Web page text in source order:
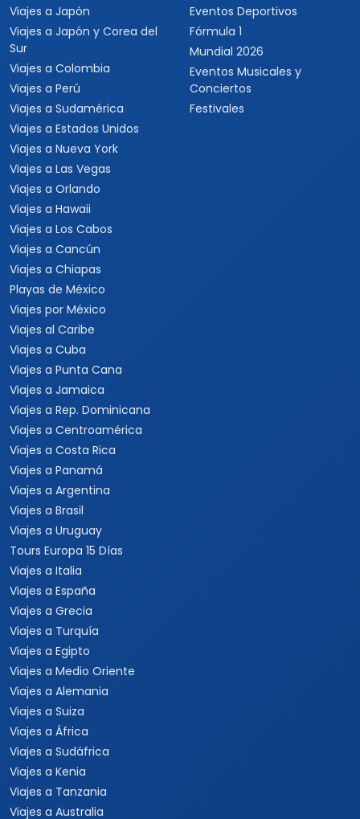
Viajes a Japón
Viajes a Japón y Corea del
Sur
Viajes a Colombia
Viajes a Perú
Viajes a Sudamérica
Viajes a Estados Unidos
Viajes a Nueva York
Viajes a Las Vegas
Viajes a Orlando
Viajes a Hawaii
Viajes a Los Cabos
Viajes a Cancún
Viajes a Chiapas
Playas de México
Viajes por México
Viajes al Caribe
Viajes a Cuba
Viajes a Punta Cana
Viajes a Jamaica
Viajes a Rep. Dominicana
Viajes a Centroamérica
Viajes a Costa Rica
Viajes a Panamá
Viajes a Argentina
Viajes a Brasil
Viajes a Uruguay
Tours Europa 15 Días
Viajes a Italia
Viajes a España
Viajes a Grecia
Viajes a Turquía
Viajes a Egipto
Viajes a Medio Oriente
Viajes a Alemania
Viajes a Suiza
Viajes a África
Viajes a Sudáfrica
Viajes a Kenia
Viajes a Tanzania
Viajes a Australia
Eventos Deportivos
Fórmula 1
Mundial 2026
Eventos Musicales y
Conciertos
Festivales